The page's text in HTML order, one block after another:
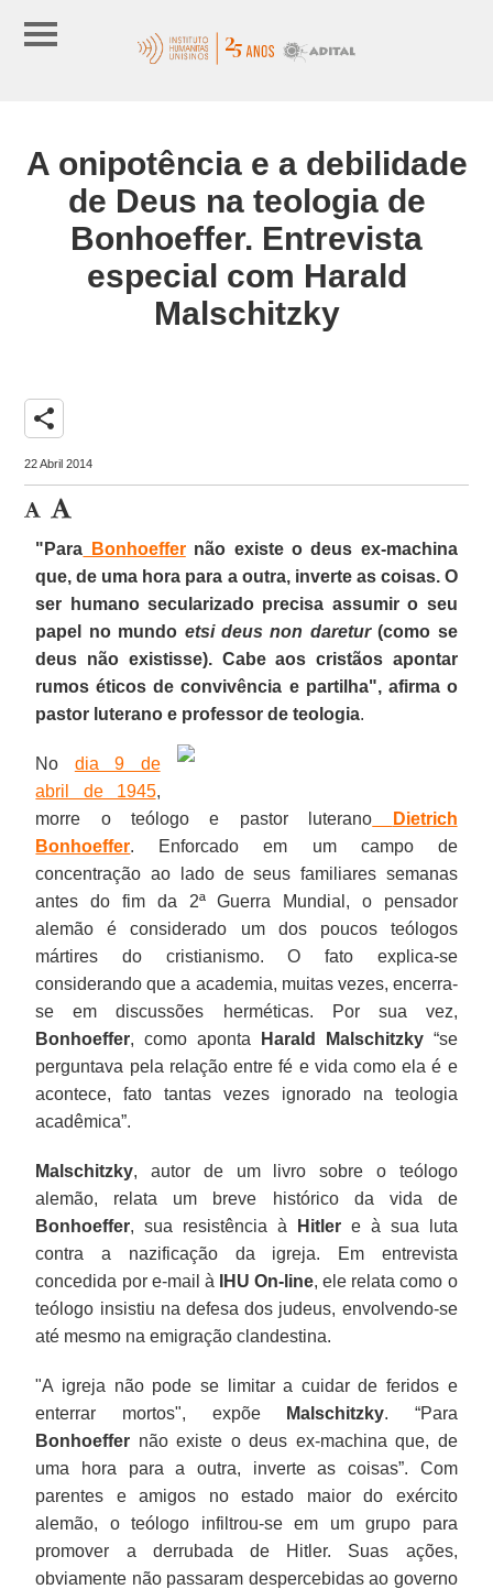
A onipotência e a debilidade
de Deus na teologia de
Bonhoeffer. Entrevista
especial com Harald
Malschitzky
share
22 Abril 2014
"Para Bonhoeffernão existe o deus ex-machina
que, de uma hora para a outra, inverte as coisas. O
ser humano secularizado precisa assumir o seu
papel no mundo etsi deus non daretur(como se
deus não existisse). Cabe aos cristãos apontar
rumos éticos de convivência e partilha", afirma o
pastor luterano e professor de teologia.
No dia 9 de
abril de 1945,
morre o teólogo e pastor luterano
Dietrich
Bonhoeffer. Enforcado em um campo de
concentração ao lado de seus familiares semanas
antes do fim da 2ª Guerra Mundial, o pensador
alemão é considerado um dos poucos teólogos
mártires do cristianismo. O fato explica-se
considerando que a academia, muitas vezes, encerra-
se em discussões herméticas. Por sua vez,
Bonhoeffer, como aponta Harald Malschitzky“se
perguntava pela relação entre fé e vida como ela é e
acontece, fato tantas vezes ignorado na teologia
acadêmica”.
Malschitzky, autor de um livro sobre o teólogo
alemão, relata um breve histórico da vida de
Bonhoeffer, sua resistência à Hitler e à sua luta
contra a nazificação da igreja. Em entrevista
concedida por e-mail à
IHU On-line, ele relata como o
teólogo insistiu na defesa dos judeus, envolvendo-se
até mesmo na emigração clandestina.
"A igreja não pode se limitar a cuidar de feridos e
enterrar mortos", expõe
Malschitzky. “Para
Bonhoeffer não existe o deus ex-machina que, de
uma hora para a outra, inverte as coisas”. Com
parentes e amigos no estado maior do exército
alemão, o teólogo infiltrou-se em um grupo para
promover a derrubada de Hitler. Suas ações,
obviamente não passaram despercebidas ao governo